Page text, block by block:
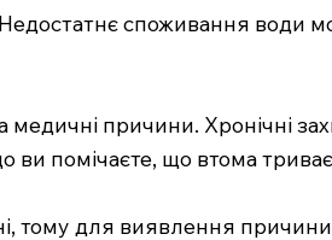
споживання води
медичні причини. Хронічні
помічаєте, що втома
тому для виявлення